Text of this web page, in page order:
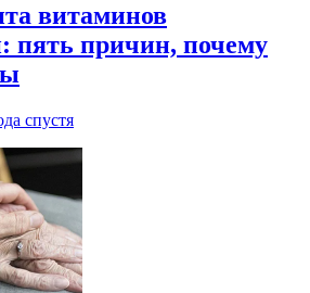
витаминов
пять причин, почему
спустя